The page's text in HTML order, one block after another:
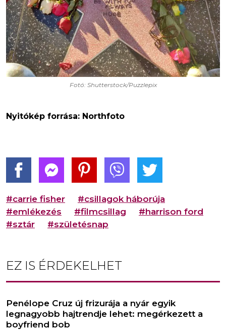
Fotó: Shutterstock/Puzzlepix
Nyitókép forrása: Northfoto
#carrie fisher
#csillagok háborúja
#emlékezés
#filmcsillag
#harrison ford
#sztár
#születésnap
EZ IS ÉRDEKELHET
Penélope Cruz új frizurája a nyár egyik
legnagyobb hajtrendje lehet: megérkezett a
boyfriend bob